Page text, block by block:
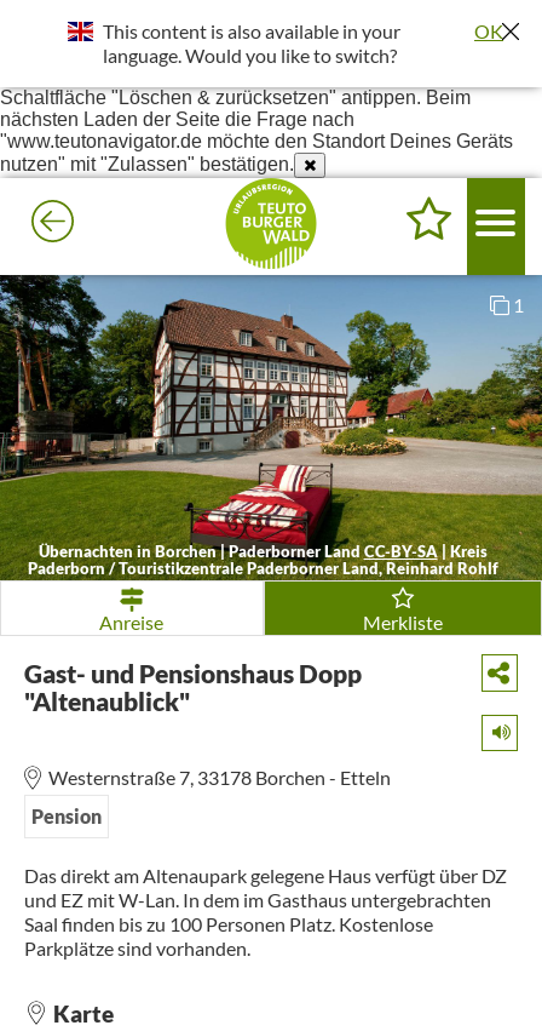
um bessere Ergebnisse in deiner Umgebung darzustellen.
Einstellungen - Website-Einstellungen - Ort - Unter Blockiert
Schaltfläche "Löschen & zurücksetzen" antippen. Beim
nächsten Laden der Seite die Frage nach
"www.teutonavigator.de möchte den Standort Deines Geräts
nutzen" mit "Zulassen" bestätigen.
Übernachten in Borchen | Paderborner LandCC-BY-SA|Kreis
Paderborn / Touristikzentrale Paderborner Land, Reinhard Rohlf
1
Anreise Merkliste
Gast- und Pensionshaus Dopp
"Altenaublick"
Westernstraße 7, 33178 Borchen - Etteln
Pension
Das direkt am Altenaupark gelegene Haus verfügt über DZ
und EZ mit W-Lan. In dem im Gasthaus untergebrachten
Saal finden bis zu 100 Personen Platz. Kostenlose
Parkplätze sind vorhanden.
Karte
This content is also available in your
language. Would you like to switch?
OK